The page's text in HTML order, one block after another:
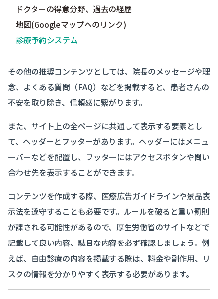
ドクターの得意分野、過去の経歴
地図(Googleマップへのリンク)
診療予約システム
その他の推奨コンテンツとしては、院長のメッセージや理
念、よくある質問（FAQ）などを掲載すると、患者さんの
不安を取り除き、信頼感に繋がります。
また、サイト上の全ページに共通して表示する要素とし
て、ヘッダーとフッターがあります。ヘッダーにはメニュ
ーバーなどを配置し、フッターにはアクセスボタンや問い
合わせ先を表示することができます。
コンテンツを作成する際、医療広告ガイドラインや景品表
示法を遵守することも必要です。ルールを破ると重い罰則
が課される可能性があるので、厚生労働省のサイトなどで
記載して良い内容、駄目な内容を必ず確認しましょう。例
えば、自由診療の内容を掲載する際は、料金や副作用、リ
スクの情報を分かりやすく表示する必要があります。